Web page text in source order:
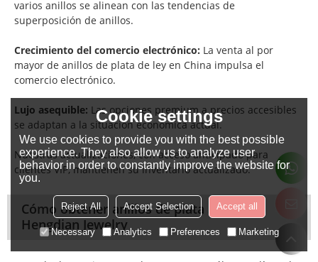
varios anillos se alinean con las tendencias de
superposición de anillos.
Crecimiento del comercio electrónico: La venta al por
mayor de anillos de plata de ley en China impulsa el
comercio electrónico.
Lujo asequible: Las opciones premium a precios accesibles
se adaptan a la situación económica actual.
Nuestras actualizaciones, con acceso anticipado para
clientes VIP, mantienen su inventario actualizado.
Cómo obtener anillos de plata S925 con
Hengdian Jewelry
Cookie settings
We use cookies to provide you with the best possible
experience. They also allow us to analyze user
behavior in order to constantly improve the website for
you.
Reject All Accept Selection Accept all
Necessary Analytics Preferences Marketing